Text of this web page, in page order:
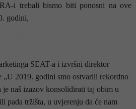
i trebali bismo biti ponosni na ove
godini,
SEAT-a i izvršni direktor
„U 2019. godini smo ostvarili rekordno
je naš izazov konsolidirati taj obim u
pada tržišta, u uvjerenju da će nam